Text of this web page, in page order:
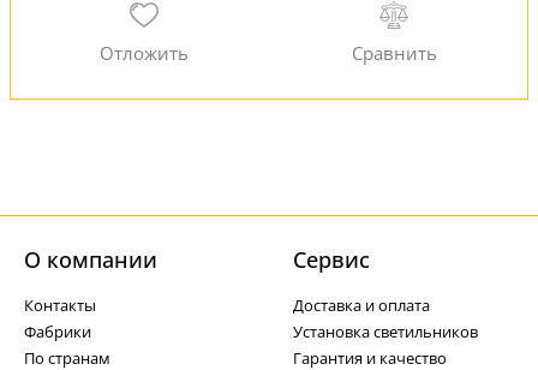
О компании
Контакты
Фабрики
По странам
Cервис
Доставка и оплата
Установка светильников
Гарантия и качество